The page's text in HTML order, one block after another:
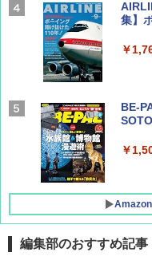
集】
￥
BE-
￥
編集部のおすすめ記事